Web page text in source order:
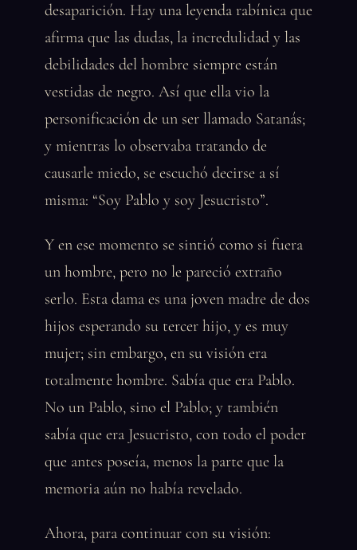
desaparición. Hay una leyenda rabínica que
afirma que las dudas, la incredulidad y las
debilidades del hombre siempre están
vestidas de negro. Así que ella vio la
personificación de un ser llamado Satanás;
y mientras lo observaba tratando de
causarle miedo, se escuchó decirse a sí
misma: “Soy Pablo y soy Jesucristo”.
Y en ese momento se sintió como si fuera
un hombre, pero no le pareció extraño
serlo. Esta dama es una joven madre de dos
hijos esperando su tercer hijo, y es muy
mujer; sin embargo, en su visión era
totalmente hombre. Sabía que era Pablo.
No un Pablo, sino el Pablo; y también
sabía que era Jesucristo, con todo el poder
que antes poseía, menos la parte que la
memoria aún no había revelado.
Ahora, para continuar con su visión: